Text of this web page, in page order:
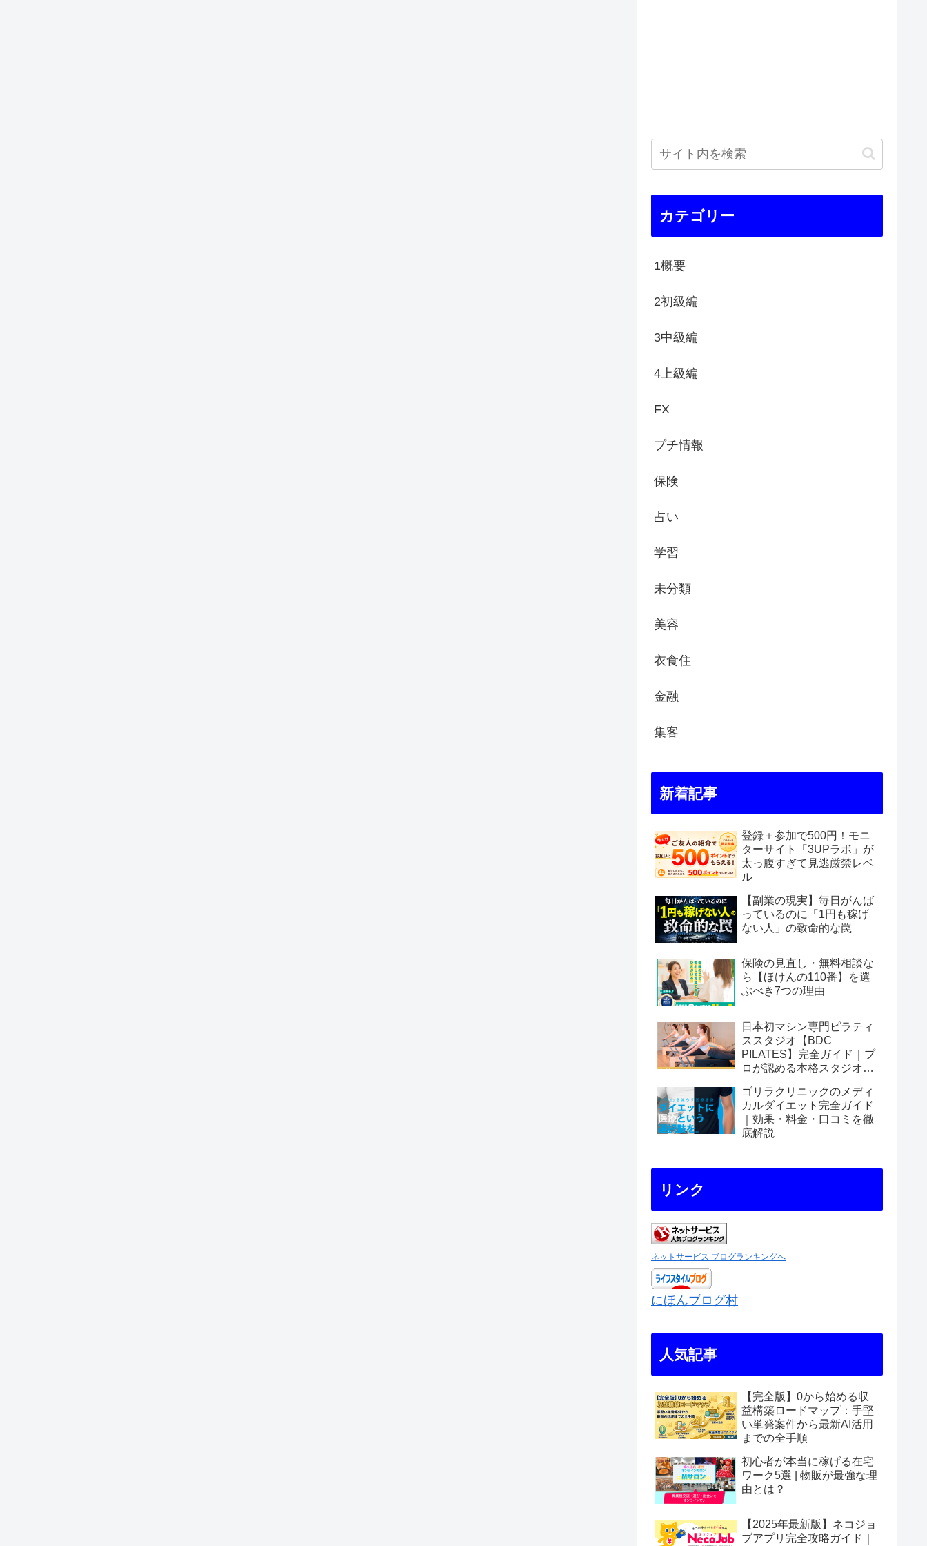
カテゴリー
1概要
2初級編
3中級編
4上級編
FX
プチ情報
保険
占い
学習
未分類
美容
衣食住
金融
集客
新着記事
登録＋参加で500円！モニ
ターサイト「3UPラボ」が
太っ腹すぎて見逃厳禁レベ
ル
【副業の現実】毎日がんば
っているのに「1円も稼げ
ない人」の致命的な罠
保険の見直し・無料相談な
ら【ほけんの110番】を選
ぶべき7つの理由
日本初マシン専門ピラティ
ススタジオ【BDC
PILATES】完全ガイド｜プ
ロが認める本格スタジオの
ゴリラクリニックのメディ
カルダイエット完全ガイド
｜効果・料金・口コミを徹
底解説
リンク
ネットサービス ブログランキングへ
にほんブログ村
人気記事
【完全版】0から始める収
益構築ロードマップ：手堅
い単発案件から最新AI活用
までの全手順
初心者が本当に稼げる在宅
ワーク5選 | 物販が最強な理
由とは？
【2025年最新版】ネコジョ
ブアプリ完全攻略ガイド｜